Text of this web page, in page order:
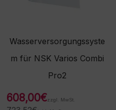
Wasserversorgungssyste
m für NSK Varios Combi
Pro2
608,00€zzgl. MwSt.